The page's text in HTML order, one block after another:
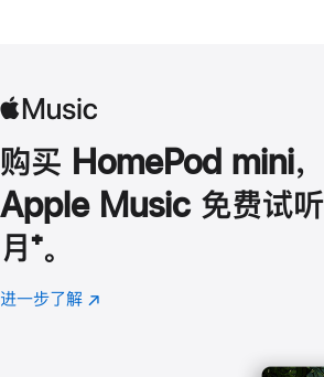
购买 HomePod mini，
Apple Music 免费试
月 脚
注
⁺。
进一步了解 Apple
(在